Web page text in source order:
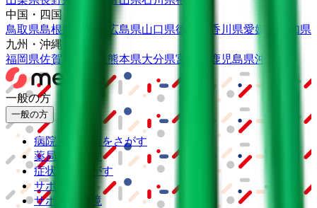
中国・四国
鳥取県島根県 広島県山口県徳島県 香川県愛媛県
高知県
九州・沖縄
福岡県佐賀県 熊本県大分県宮崎県 鹿児島県沖縄県
一般の方
一般の方
病院・診療所をさがす
薬局をさがす
症状からさがす
サポート
サポート環境